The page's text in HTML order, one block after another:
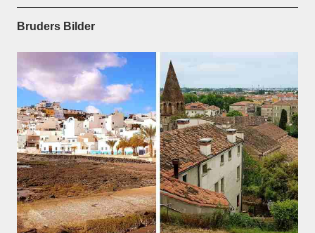
Bruders Bilder